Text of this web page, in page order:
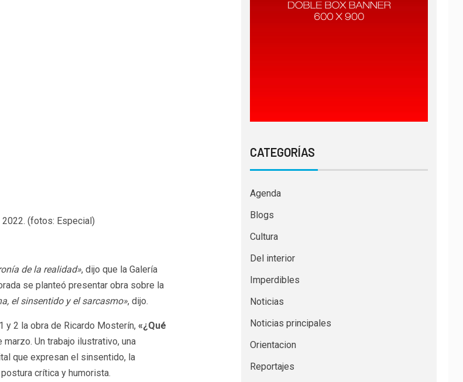
(fotos: Especial)
de la realidad», dijo que la Galería
se planteó presentar obra sobre la
el sinsentido y el sarcasmo», dijo.
y 2 la obra de Ricardo Mosterín, «¿Qué
Un trabajo ilustrativo, una
que expresan el sinsentido, la
crítica y humorista.
CATEGORÍAS
Agenda
Blogs
Cultura
Del interior
Imperdibles
Noticias
Noticias principales
Orientacion
Reportajes